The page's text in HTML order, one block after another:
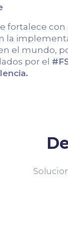
fortalece
la
el mundo,
por el